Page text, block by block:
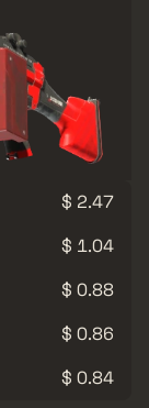
$ 2.47
$ 1.04
$ 0.88
$ 0.86
$ 0.84